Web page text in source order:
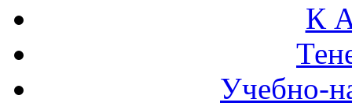
К
Учебно-